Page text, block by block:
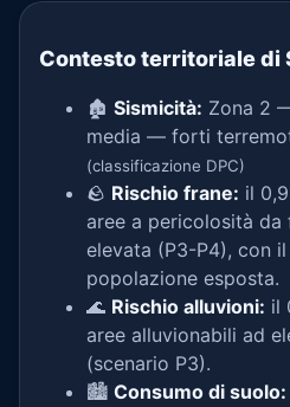
Contesto territoriale di
🏚️ Sismicità: Zona 2
media — forti
(classificazione DPC)
🪨 Rischio frane: il
aree a pericolosità
elevata (P3-P4), con il
popolazione esposta.
🌊 Rischio alluvioni: il
aree alluvionabili ad
(scenario P3).
🏙️ Consumo di suolo: